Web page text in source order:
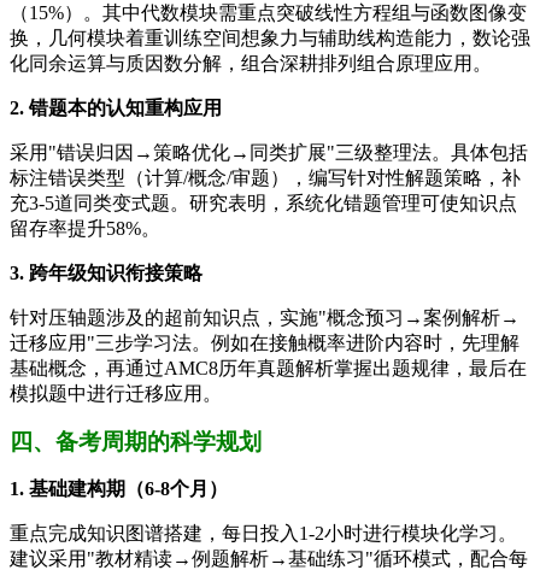
（15%）。其中代数模块需重点突破线性方程组与函数图像变
换，几何模块着重训练空间想象力与辅助线构造能力，数论强
化同余运算与质因数分解，组合深耕排列组合原理应用。
2. 错题本的认知重构应用
采用"错误归因→策略优化→同类扩展"三级整理法。具体包括
标注错误类型（计算/概念/审题），编写针对性解题策略，补
充3-5道同类变式题。研究表明，系统化错题管理可使知识点
留存率提升58%。
3. 跨年级知识衔接策略
针对压轴题涉及的超前知识点，实施"概念预习→案例解析→
迁移应用"三步学习法。例如在接触概率进阶内容时，先理解
基础概念，再通过AMC8历年真题解析掌握出题规律，最后在
模拟题中进行迁移应用。
四、备考周期的科学规划
1. 基础建构期（6-8个月）
重点完成知识图谱搭建，每日投入1-2小时进行模块化学习。
建议采用"教材精读→例题解析→基础练习"循环模式，配合每